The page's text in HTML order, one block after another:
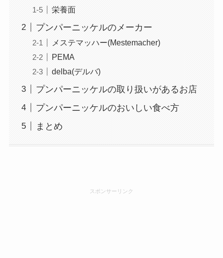
栄養面
プンパーニッケルのメーカー
メステマッハー(Mestemacher)
PEMA
delba(デルバ)
プンパーニッケルの取り扱いがあるお店
プンパーニッケルのおいしい食べ方
まとめ
スポンサーリンク